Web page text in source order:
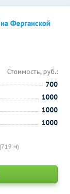
Ферганской
м)
Стоимость, руб.:
700
1000
1000
1000